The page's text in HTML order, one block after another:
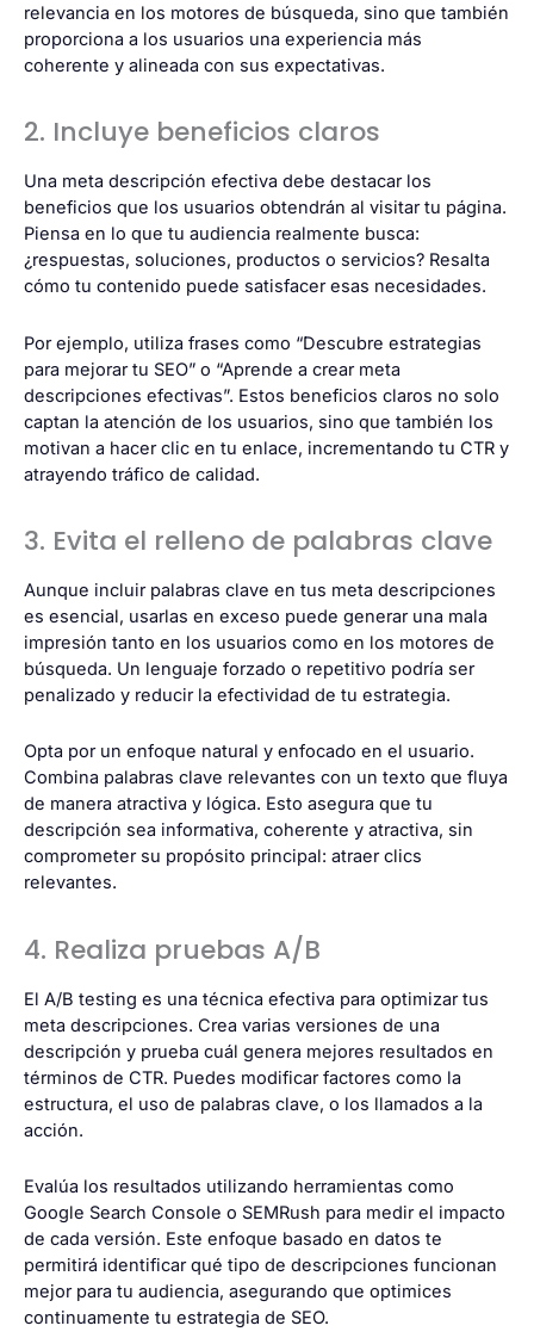
relevancia en los motores de búsqueda, sino que también
proporciona a los usuarios una experiencia más
coherente y alineada con sus expectativas.
2. Incluye beneficios claros
Una meta descripción efectiva debe destacar los
beneficios que los usuarios obtendrán al visitar tu página.
Piensa en lo que tu audiencia realmente busca:
¿respuestas, soluciones, productos o servicios? Resalta
cómo tu contenido puede satisfacer esas necesidades.
Por ejemplo, utiliza frases como “Descubre estrategias
para mejorar tu SEO” o “Aprende a crear meta
descripciones efectivas”. Estos beneficios claros no solo
captan la atención de los usuarios, sino que también los
motivan a hacer clic en tu enlace, incrementando tu CTR y
atrayendo tráfico de calidad.
3. Evita el relleno de palabras clave
Aunque incluir palabras clave en tus meta descripciones
es esencial, usarlas en exceso puede generar una mala
impresión tanto en los usuarios como en los motores de
búsqueda. Un lenguaje forzado o repetitivo podría ser
penalizado y reducir la efectividad de tu estrategia.
Opta por un enfoque natural y enfocado en el usuario.
Combina palabras clave relevantes con un texto que fluya
de manera atractiva y lógica. Esto asegura que tu
descripción sea informativa, coherente y atractiva, sin
comprometer su propósito principal: atraer clics
relevantes.
4. Realiza pruebas A/B
El A/B testing es una técnica efectiva para optimizar tus
meta descripciones. Crea varias versiones de una
descripción y prueba cuál genera mejores resultados en
términos de CTR. Puedes modificar factores como la
estructura, el uso de palabras clave, o los llamados a la
acción.
Evalúa los resultados utilizando herramientas como
Google Search Console o SEMRush para medir el impacto
de cada versión. Este enfoque basado en datos te
permitirá identificar qué tipo de descripciones funcionan
mejor para tu audiencia, asegurando que optimices
continuamente tu estrategia de SEO.